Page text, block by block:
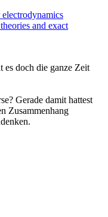
and exact
doch die ganze Zeit
Gerade damit hattest
Zusammenhang